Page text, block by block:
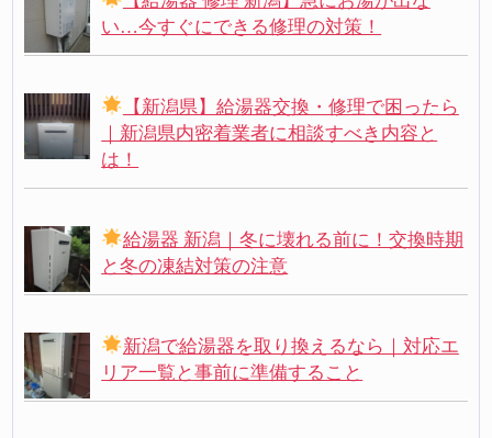
い…今すぐにできる修理の対策！
【新潟県】給湯器交換・修理で困ったら
｜新潟県内密着業者に相談すべき内容と
は！
給湯器 新潟｜冬に壊れる前に！交換時期
と冬の凍結対策の注意
新潟で給湯器を取り換えるなら｜対応エ
リア一覧と事前に準備すること